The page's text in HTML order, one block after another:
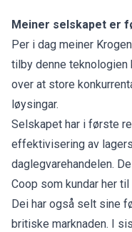
Meiner selskapet er
Per i dag meiner
tilby denne
over at store
løysingar.
Selskapet har i første
effektivisering av
daglegvarehandelen.
Coop som kundar her til
Dei har også selt sine
britiske marknaden. I